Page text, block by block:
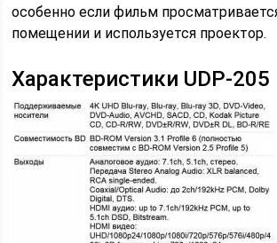
особенно если фильм
помещении и используется проектор.
Характеристики UDP-205